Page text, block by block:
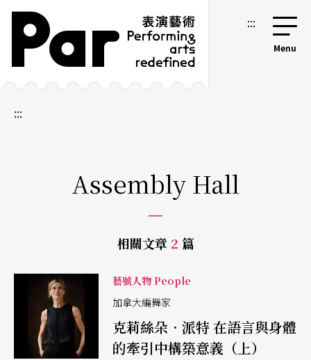
跳到主要內容區塊
網站導覽 :::
:::
Assembly Hall
相關文章 2 篇
藝號人物 People
加拿大編舞家
克莉絲朵．派特 在語言與身體
的牽引中構築意義（上）